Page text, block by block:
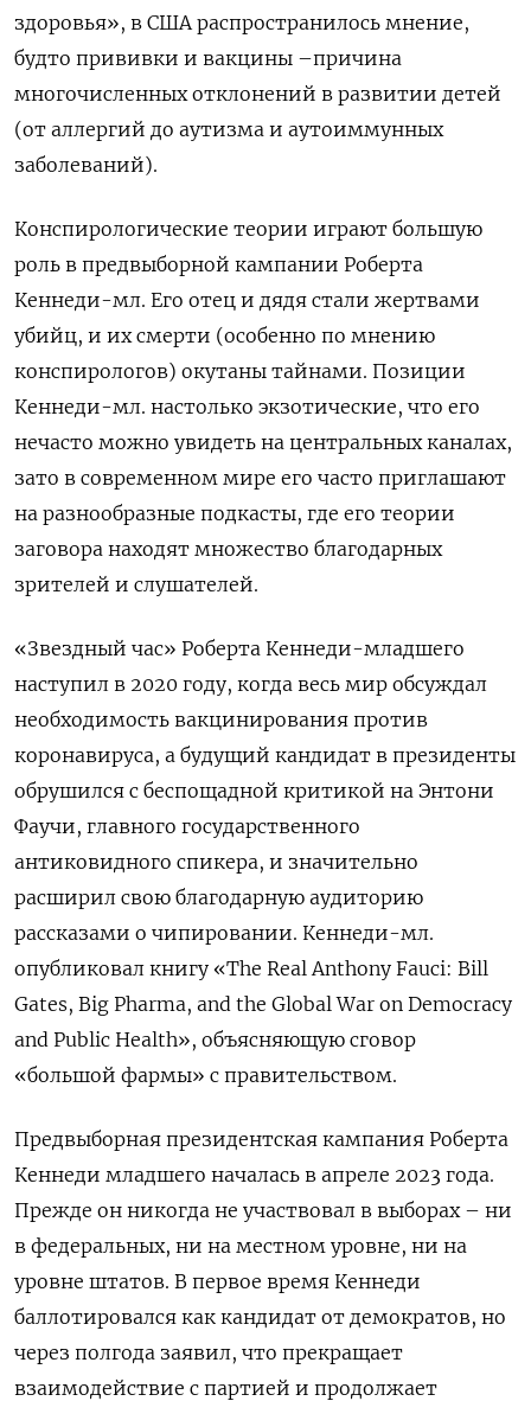
здоровья», в США распространилось мнение,
будто прививки и вакцины –причина
многочисленных отклонений в развитии детей
(от аллергий до аутизма и аутоиммунных
заболеваний).
Конспирологические теории играют большую
роль в предвыборной кампании Роберта
Кеннеди-мл. Его отец и дядя стали жертвами
убийц, и их смерти (особенно по мнению
конспирологов) окутаны тайнами. Позиции
Кеннеди-мл. настолько экзотические, что его
нечасто можно увидеть на центральных каналах,
зато в современном мире его часто приглашают
на разнообразные подкасты, где его теории
заговора находят множество благодарных
зрителей и слушателей.
«Звездный час» Роберта Кеннеди-младшего
наступил в 2020 году, когда весь мир обсуждал
необходимость вакцинирования против
коронавируса, а будущий кандидат в президенты
обрушился с беспощадной критикой на Энтони
Фаучи, главного государственного
антиковидного спикера, и значительно
расширил свою благодарную аудиторию
рассказами о чипировании. Кеннеди-мл.
опубликовал книгу «The Real Anthony Fauci: Bill
Gates, Big Pharma, and the Global War on Democracy
and Public Health», объясняющую сговор
«большой фармы» с правительством.
Предвыборная президентская кампания Роберта
Кеннеди младшего началась в апреле 2023 года.
Прежде он никогда не участвовал в выборах – ни
в федеральных, ни на местном уровне, ни на
уровне штатов. В первое время Кеннеди
баллотировался как кандидат от демократов, но
через полгода заявил, что прекращает
взаимодействие с партией и продолжает